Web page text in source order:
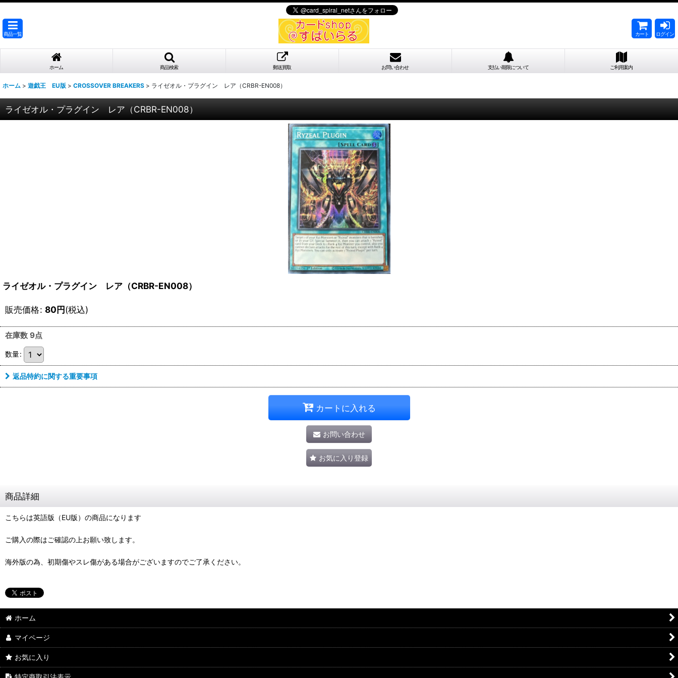
商品一覧 カート ログイン
ホーム 商品検索 郵送買取 お問い合わせ 支払い期限について ご利用案内
ホーム > 遊戯王 EU版 > CROSSOVER BREAKERS > ライゼオル・プラグイン レア（CRBR-EN008）
ライゼオル・プラグイン レア（CRBR-EN008）
ライゼオル・プラグイン レア（CRBR-EN008）
販売価格: 80円(税込)
在庫数 9点
数量:
返品特約に関する重要事項
カートに入れる
お問い合わせ
お気に入り登録
商品詳細
こちらは英語版（EU版）の商品になります
ご購入の際はご確認の上お願い致します。
海外版の為、初期傷やスレ傷がある場合がございますのでご了承ください。
ホーム
マイページ
お気に入り